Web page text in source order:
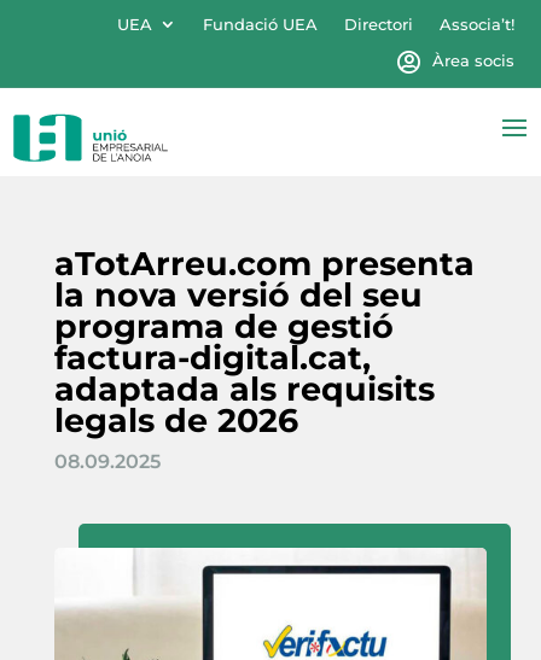
UEA Fundació UEA Directori
Associa’t!
Àrea socis
aTotArreu.com presenta
la nova versió del seu
programa de gestió
factura-digital.cat,
adaptada als requisits
legals de 2026
08.09.2025